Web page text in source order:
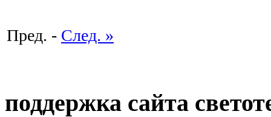
Пред. - След. »
поддержка сайта